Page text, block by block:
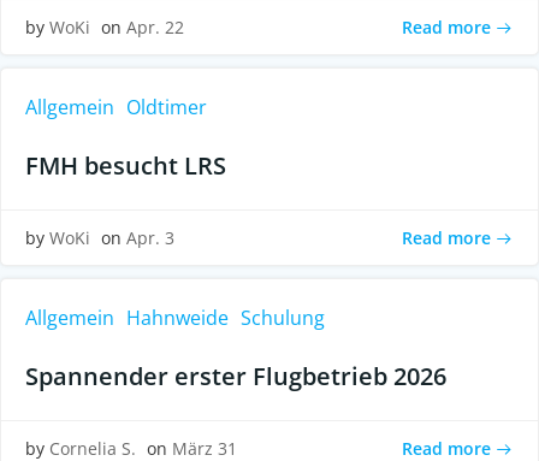
by WoKi on Apr. 22 Read more
Allgemein Oldtimer
FMH besucht LRS
by WoKi on Apr. 3 Read more
Allgemein Hahnweide Schulung
Spannender erster Flugbetrieb 2026
by Cornelia S. on März 31 Read more